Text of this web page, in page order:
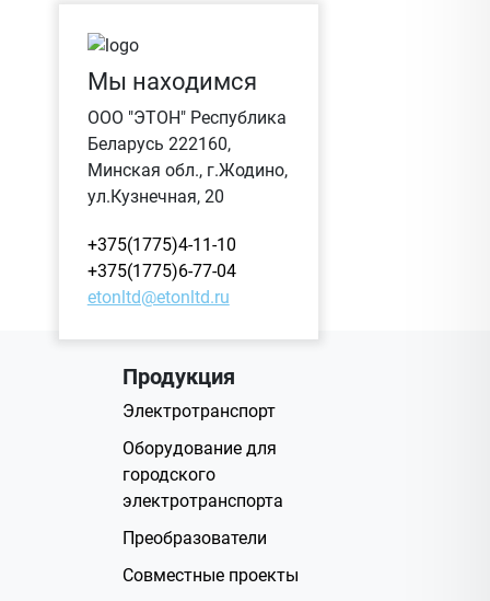
Мы находимся
ООО "ЭТОН" Республика
Беларусь 222160,
Минская обл., г.Жодино,
ул.Кузнечная, 20
+375(1775)4-11-10
+375(1775)6-77-04
etonltd@etonltd.ru
Продукция
Электротранспорт
Оборудование для
городского
электротранспорта
Преобразователи
Совместные проекты